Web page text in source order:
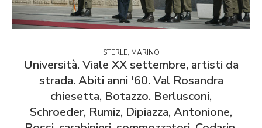
STERLE, MARINO
Università. Viale XX settembre, artisti da
strada. Abiti anni '60. Val Rosandra
chiesetta, Botazzo. Berlusconi,
Schroeder, Rumiz, Dipiazza, Antonione,